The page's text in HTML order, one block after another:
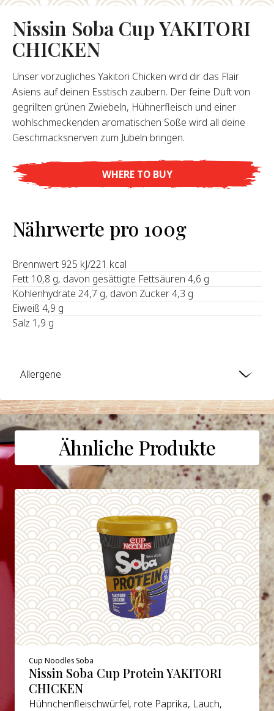
Uns
Gründer
Geschichte
Values
Karriere
FAQ
Nissin Soba Cup YAKITORI
CHICKEN
Unser vorzügliches Yakitori Chicken wird dir das Flair
Asiens auf deinen Esstisch zaubern. Der feine Duft von
gegrillten grünen Zwiebeln, Hühnerfleisch und einer
wohlschmeckenden aromatischen Soße wird all deine
Geschmacksnerven zum Jubeln bringen.
WHERE TO BUY
Nährwerte pro 100g
Brennwert 925 kJ/221 kcal
Fett 10,8 g, davon gesättigte Fettsäuren 4,6 g
Kohlenhydrate 24,7 g, davon Zucker 4,3 g
Eiweiß 4,9 g
Salz 1,9 g
Allergene
Ähnliche Produkte
Cup Noodles Soba
Nissin Soba Cup Protein YAKITORI
CHICKEN
Hühnchenfleischwürfel, rote Paprika, Lauch,